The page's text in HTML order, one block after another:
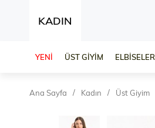
KADIN
YENİ ÜST GİYİM ELBİSELER
Ana Sayfa Kadın Üst Giyim